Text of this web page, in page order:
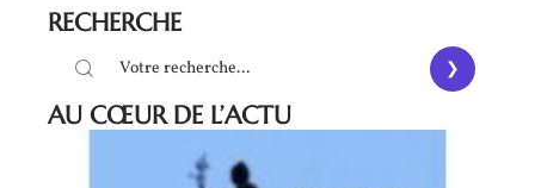
RECHERCHE
AU CŒUR DE L’ACTU